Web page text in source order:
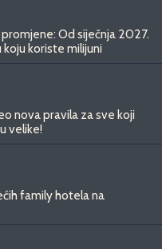
Od siječnja 2027.
koju koriste milijuni
nova pravila za sve koji
velike!
family hotela na